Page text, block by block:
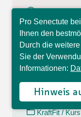
11.08.26 -
Dienstag
10:30 - 11:30
CHF 112.00
7 Lektionen
KraftFit / Kurs
Pro Senectute
Ihnen den
Durch die
Sie der
Informationen:
Hinweis